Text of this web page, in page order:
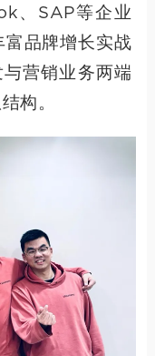
、SAP等企业
富品牌增长实战
营销业务两端
构。